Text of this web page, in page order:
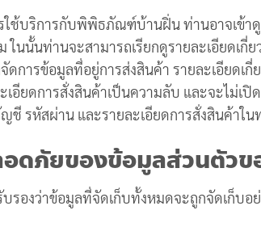
บริการกับพิพิธภัณฑ์บ้านฝิ่น ท่านอาจเข้าดู
นนั้นท่านจะสามารถเรียกดูรายละเอียดเกี่
ดการข้อมูลที่อยู่การส่งสินค้า รายละเอียด
เอียดการสั่งสินค้าเป็นความลับ และจะไม่
ชี รหัสผ่าน และรายละเอียดการสั่งสินค้าใ
ดภัยของข้อมูลส่วนตัวข
องว่าข้อมูลที่จัดเก็บทั้งหมดจะถูกจัดเก็บอ